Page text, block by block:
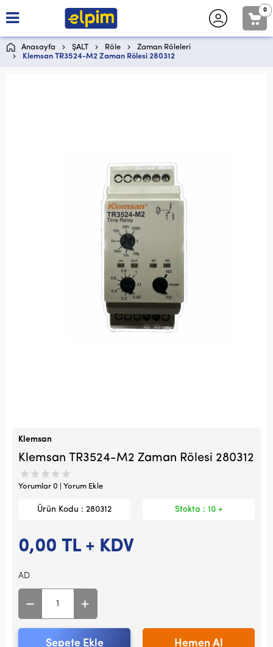
0
Anasayfa ŞALT Röle
Zaman Röleleri
Klemsan TR3524-M2 Zaman Rölesi 280312
Klemsan
Klemsan TR3524-M2 Zaman Rölesi 280312
Yorumlar 0 | Yorum Ekle
Ürün Kodu : 280312 Stokta : 10 +
0,00 TL + KDV
AD
Sepete Ekle Hemen Al